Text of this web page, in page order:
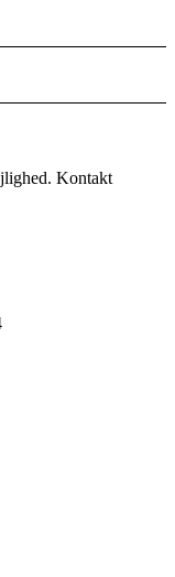
Kontakt